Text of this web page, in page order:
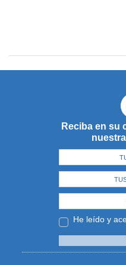
Reciba en su
He leído y